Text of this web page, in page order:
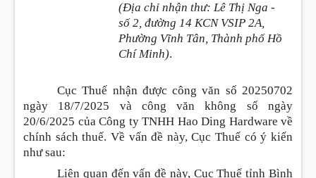
(Địa chỉ nhận thư: Lê Thị Nga -
số 2, đường 14 KCN VSIP 2A,
Phường Vĩnh Tân, Thành phố Hồ
Chí Minh).
Cục Thuế nhận được công văn số 20250702
ngày 18/7/2025 và công văn không số ngày
20/6/2025 của Công ty TNHH Hao Ding Hardware về
chính sách thuế. Về vấn đề này, Cục Thuế có ý kiến
như sau:
Liên quan đến vấn đề này, Cục Thuế tỉnh Bình